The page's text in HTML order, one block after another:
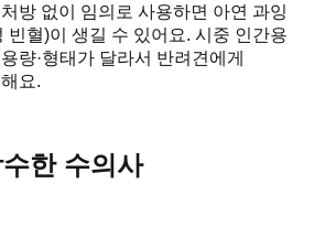
방 없이 임의로 사용하면 아연 과잉
빈혈)이 생길 수 있어요. 시중 인간용
량·형태가 달라서 반려견에게
요.
한 수의사